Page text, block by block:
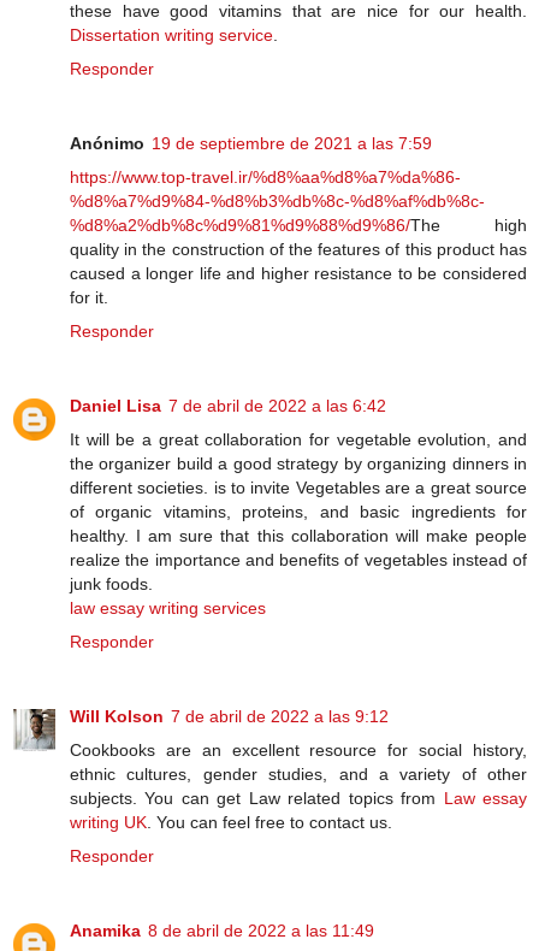
these have good vitamins that are nice for our health.
Dissertation writing service.
Responder
Anónimo 19 de septiembre de 2021 a las 7:59
https://www.top-travel.ir/%d8%aa%d8%a7%da%86-
%d8%a7%d9%84-%d8%b3%db%8c-%d8%af%db%8c-
%d8%a2%db%8c%d9%81%d9%88%d9%86/The high
quality in the construction of the features of this product has
caused a longer life and higher resistance to be considered
for it.
Responder
Daniel Lisa 7 de abril de 2022 a las 6:42
It will be a great collaboration for vegetable evolution, and
the organizer build a good strategy by organizing dinners in
different societies. is to invite Vegetables are a great source
of organic vitamins, proteins, and basic ingredients for
healthy. I am sure that this collaboration will make people
realize the importance and benefits of vegetables instead of
junk foods.
law essay writing services
Responder
Will Kolson 7 de abril de 2022 a las 9:12
Cookbooks are an excellent resource for social history,
ethnic cultures, gender studies, and a variety of other
subjects. You can get Law related topics from Law essay
writing UK . You can feel free to contact us.
Responder
Anamika 8 de abril de 2022 a las 11:49